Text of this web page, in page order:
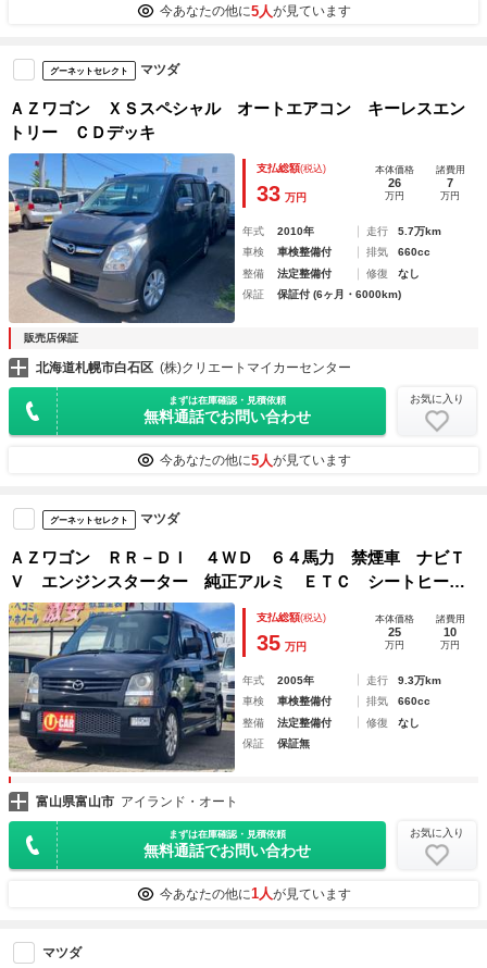
今あなたの他に5人が見ています
グーネットセレクト マツダ
ＡＺワゴン ＸＳスペシャル オートエアコン キーレスエン
トリー ＣＤデッキ
支払総額(税込)
33 万円
本体価格
26
万円
諸費用
7
万円
年式 2010年 走行
5.7万km
車検
車検整備付 排気
660cc
整備
法定整備付 修復
なし
保証
保証付 (6ヶ月・6000km)
販売店保証
北海道札幌市白石区 (株)クリエートマイカーセンター
まずは在庫確認・見積依頼
無料通話でお問い合わせ
お気に入り
今あなたの他に5人が見ています
グーネットセレクト マツダ
ＡＺワゴン ＲＲ－ＤＩ ４ＷＤ ６４馬力 禁煙車 ナビＴ
Ｖ エンジンスターター 純正アルミ ＥＴＣ シートヒータ
ー エアバック ＡＢＳ アイドリングストップ キーレスエ
ントリー 衝突安全ボディ 電動格納ミラー フルエアロ
支払総額(税込)
35 万円
本体価格
25
万円
諸費用
10
万円
年式 2005年 走行
9.3万km
車検
車検整備付 排気
660cc
整備
法定整備付 修復
なし
保証
保証無
富山県富山市 アイランド・オート
まずは在庫確認・見積依頼
無料通話でお問い合わせ
お気に入り
今あなたの他に1人が見ています
マツダ